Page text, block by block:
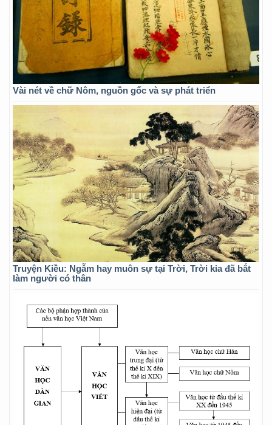
Vài nét về chữ Nôm, nguồn gốc và sự phát triển
Truyện Kiều: Ngẫm hay muôn sự tại Trời, Trời kia đã bắt
làm người có thân